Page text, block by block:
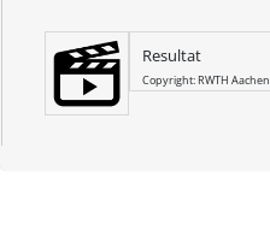
Resultat
Copyright: RWTH Aachen